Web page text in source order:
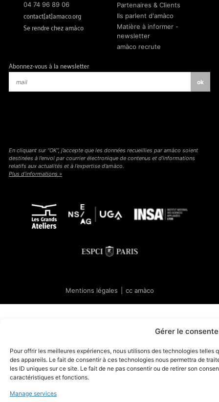
Gérer le
Pour offrir les meilleures expériences, nous utilisons des technologies
des appareils. Le fait de consentir à ces technologies nous permettra de
les ID uniques sur ce site. Le fait de ne pas consentir ou de retirer son
caractéristiques et fonctions.
Manage services
04 74 96 89 06
contact[at]amaco.org
Se rendre chez amàco
Partenaires & Clients
Ils parlent d'amàco
Matière à informer -
newsletter
amàco recrute
Abonnez-vous à la newsletter
En cliquant sur “OK”, j’accepte que les données recueillies par amàco soient
destinées à l’envoi par courrier électronique de contenus et d’informations
relatifs aux actualités et à l’expertise d’amàco.
Plus d’informations »
Mentions légales cc amàco